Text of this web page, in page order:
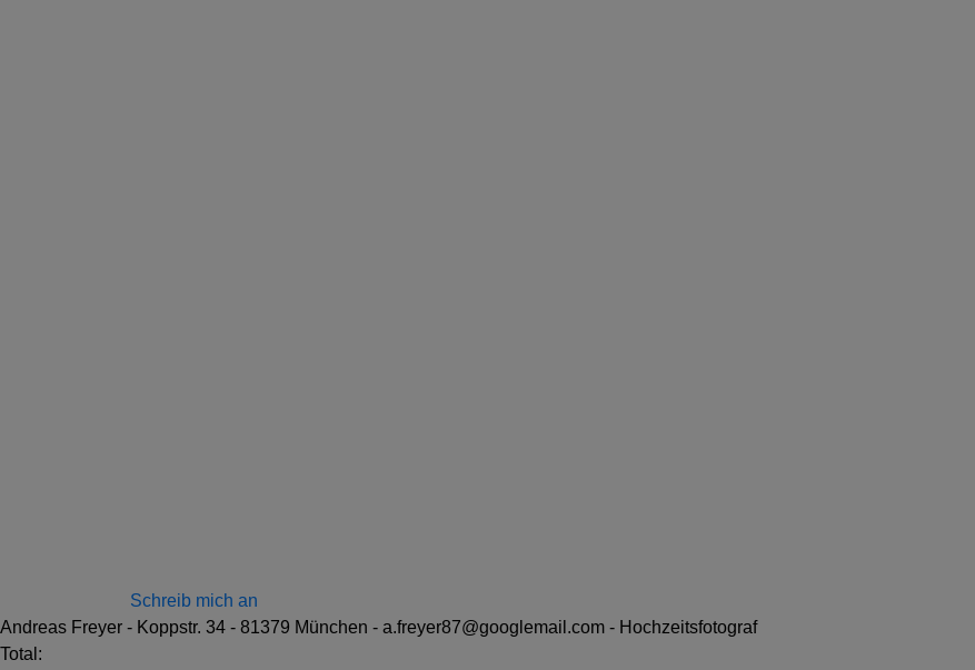
Schreib mich an
Andreas Freyer - Koppstr. 34 - 81379 München - a.freyer87@googlemail.com - Hochzeitsfotograf
Total: